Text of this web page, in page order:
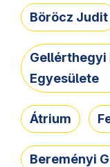
Böröcz Judit
Gellérthegyi
Egyesülete
Átrium
Bereményi